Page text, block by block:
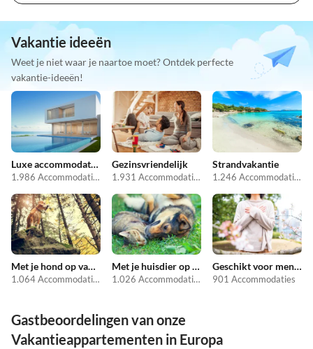
Vakantie ideeën
Weet je niet waar je naartoe moet? Ontdek perfecte
vakantie-ideeën!
Luxe accommodaties
1.986 Accommodaties
Gezinsvriendelijk
1.931 Accommodaties
Strandvakantie
1.246 Accommodaties
Met je hond op vakantie
1.064 Accommodaties
Met je huisdier op vakantie
1.026 Accommodaties
Geschikt voor mensen met allergieën
901 Accommodaties
Gastbeoordelingen van onze
Vakantieappartementen in Europa